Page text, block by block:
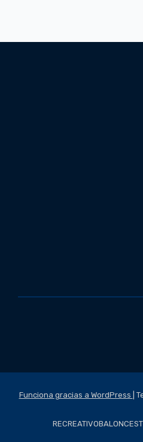
Funciona gracias a WordPress
RECREATIVO